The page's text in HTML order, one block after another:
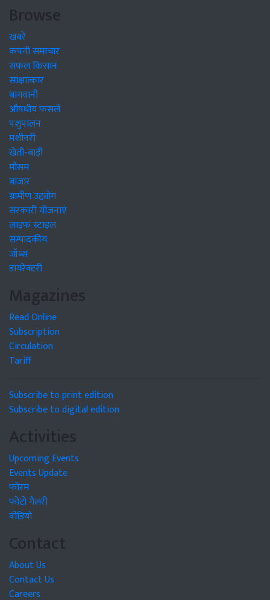
Browse
खबरें
कंपनी समाचार
सफल किसान
साक्षात्कार
बागवानी
औषधीय फसलें
पशुपालन
मशीनरी
खेती-बाड़ी
मौसम
बाजार
ग्रामीण उद्द्योग
सरकारी योजनाएं
लाइफ स्टाइल
सम्पादकीय
जॉब्स
डायरेक्टरी
Magazines
Read Online
Subscription
Circulation
Tariff
Subscribe to print edition
Subscribe to digital edition
Activities
Upcoming Events
Events Update
फोरम
फोटो गैलरी
वीडियो
Contact
About Us
Contact Us
Careers